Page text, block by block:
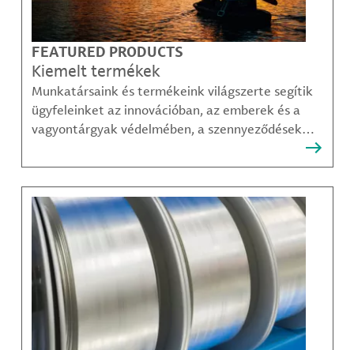
FEATURED PRODUCTS
Kiemelt termékek
Munkatársaink és termékeink világszerte segítik
ügyfeleinket az innovációban, az emberek és a
vagyontárgyak védelmében, a szennyeződések
kommunikáció és a növekedés fenntarthatóbb
módjainak megteremtésében.